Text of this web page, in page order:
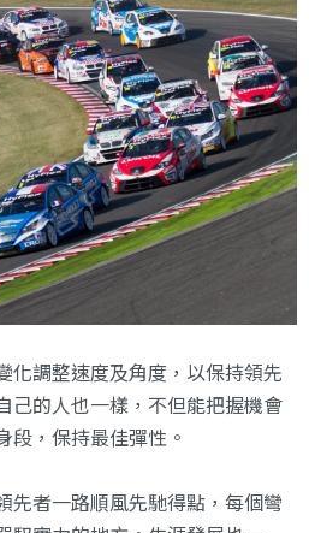
化調整速度及角度，以保持領先
己的人也一樣，不但能把握機會
段，保持最佳彈性。
先者一路順風先馳得點，每個彎